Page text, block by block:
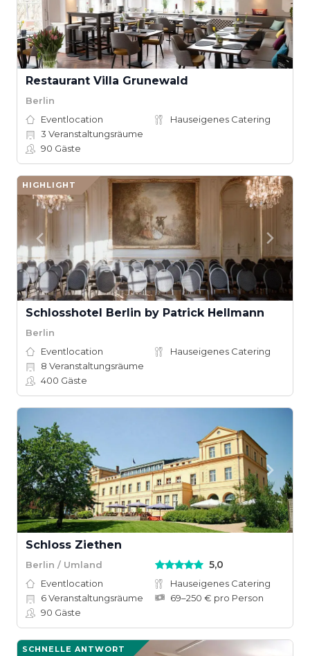
Restaurant Villa Grunewald
Berlin
Eventlocation
Hauseigenes Catering
3 Veranstaltungsräume
90 Gäste
HIGHLIGHT
Schlosshotel Berlin by Patrick Hellmann
Berlin
Eventlocation
Hauseigenes Catering
8 Veranstaltungsräume
400 Gäste
Schloss Ziethen
Berlin / Umland 5,0
Eventlocation
Hauseigenes Catering
6Veranstaltungsräume
69–250 € pro Person
90 Gäste
SCHNELLE ANTWORT